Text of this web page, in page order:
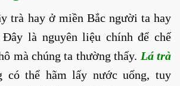
trà hay ở miền Bắc người ta hay
là nguyên liệu chính để chế
mà chúng ta thường thấy. Lá trà
có thể hãm lấy nước uống, tuy